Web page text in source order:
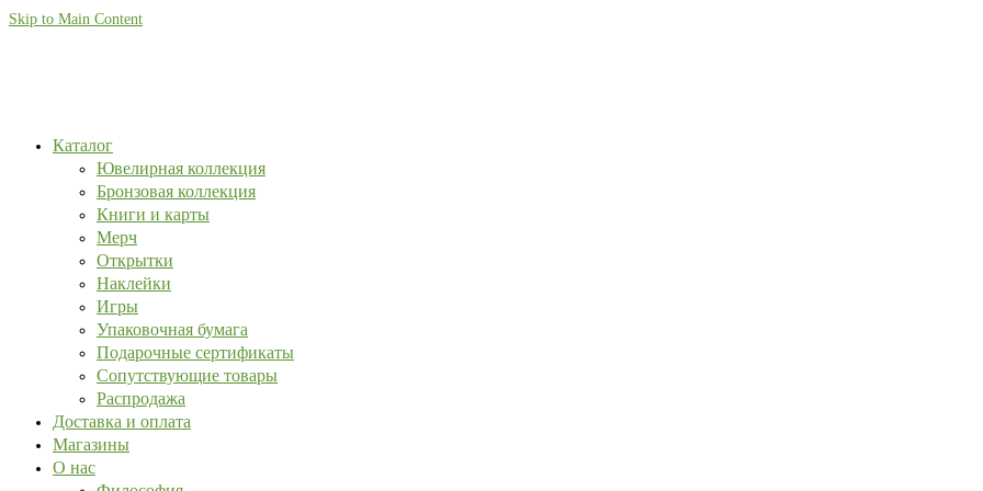
Skip to Main Content
Каталог
Ювелирная коллекция
Бронзовая коллекция
Книги и карты
Мерч
Открытки
Наклейки
Игры
Упаковочная бумага
Подарочные сертификаты
Сопутствующие товары
Распродажа
Доставка и оплата
Магазины
О нас